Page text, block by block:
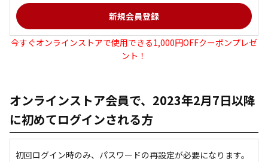
今すぐオンラインストアで使用できる1,000円OFFクーポンプレゼ
ント！
オンラインストア会員で、2023年2月7日以降
に初めてログインされる方
初回ログイン時のみ、パスワードの再設定が必要になります。